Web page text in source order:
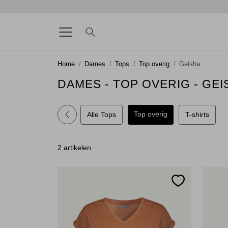
Home Dames Tops Top overig Geisha
DAMES - TOP OVERIG -
Alle Tops T-shirts
Top overig
2 artikelen